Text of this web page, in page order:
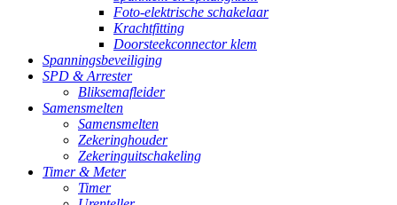
Foto-elektrische schakelaar
Krachtfitting
Doorsteekconnector klem
Spanningsbeveiliging
SPD & Arrester
Bliksemafleider
Samensmelten
Samensmelten
Zekeringhouder
Zekeringuitschakeling
Timer & Meter
Timer